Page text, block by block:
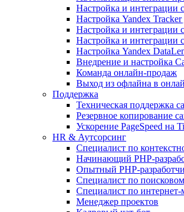
Настройка и интеграции
Настройка Yandex
Настройка и интеграции
Настройка и интеграции
Настройка Yandex
Внедрение и настройка
Команда онлайн-продаж
Выход из офлайна в
Поддержка
Техническая поддержка
Резервное копирование
Ускорение PageSpeed на
HR & Аутсорсинг
Специалист по
Начинающий PHP-
Опытный PHP-
Специалист по
Специалист по интернет-
Менеджер проектов